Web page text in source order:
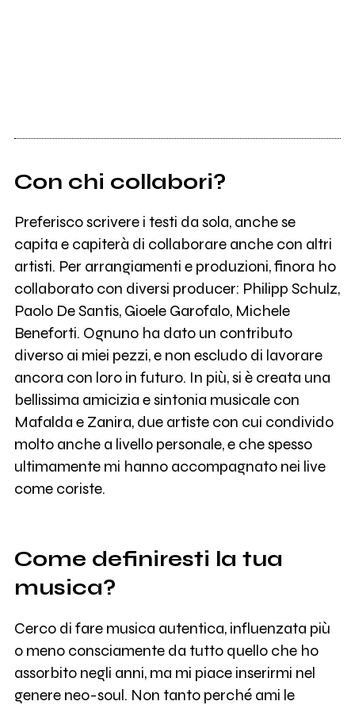
Con chi collabori?
Preferisco scrivere i testi da sola, anche se
capita e capiterà di collaborare anche con altri
artisti. Per arrangiamenti e produzioni, finora ho
collaborato con diversi producer: Philipp Schulz,
Paolo De Santis, Gioele Garofalo, Michele
Beneforti. Ognuno ha dato un contributo
diverso ai miei pezzi, e non escludo di lavorare
ancora con loro in futuro. In più, si è creata una
bellissima amicizia e sintonia musicale con
Mafalda e Zanira, due artiste con cui condivido
molto anche a livello personale, e che spesso
ultimamente mi hanno accompagnato nei live
come coriste.
Come definiresti la tua
musica?
Cerco di fare musica autentica, influenzata più
o meno consciamente da tutto quello che ho
assorbito negli anni, ma mi piace inserirmi nel
genere neo-soul. Non tanto perché ami le